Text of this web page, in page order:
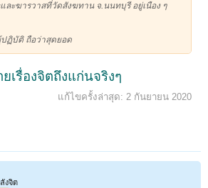
ละฆารวาสที่วัดสังฆทาน จ.นนทบุรี อยู่เนือง ๆ
ปฏิบัติ ถือว่าสุดยอด
เรื่องจิตถึงแก่นจริงๆ
แก้ไขครั้งล่าสุด: 2 กันยายน 2020
งจิต